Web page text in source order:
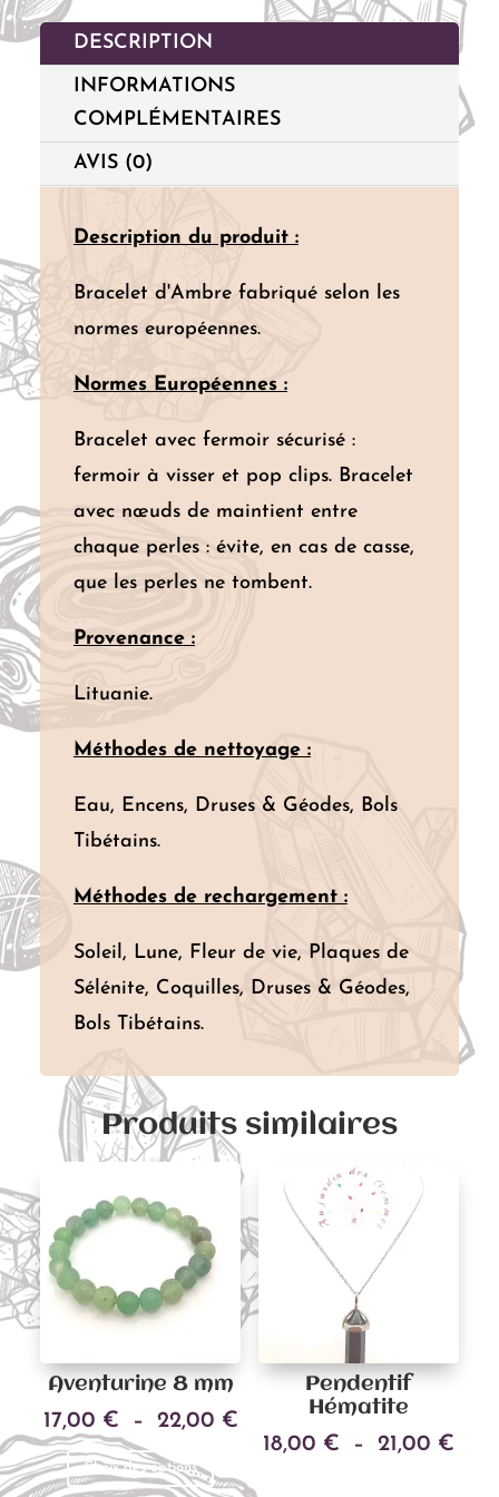
DESCRIPTION
INFORMATIONS
COMPLÉMENTAIRES
AVIS (0)
Description du produit :
Bracelet d'Ambre fabriqué selon les
normes européennes.
Normes Européennes :
Bracelet avec fermoir sécurisé :
fermoir à visser et pop clips. Bracelet
avec nœuds de maintient entre
chaque perles : évite, en cas de casse,
que les perles ne tombent.
Provenance :
Lituanie.
Méthodes de nettoyage :
Eau, Encens, Druses & Géodes, Bols
Tibétains.
Méthodes de rechargement :
Soleil, Lune, Fleur de vie, Plaques de
Sélénite, Coquilles, Druses & Géodes,
Bols Tibétains.
Produits similaires
Aventurine 8 mm
17,00 € – 22,00 €Plage
prix :
Choix des options
produit
Pendentif
Hématite
18,00 € – 21,00 €